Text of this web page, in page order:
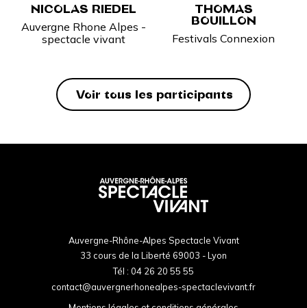
NICOLAS RIEDEL
Auvergne Rhone Alpes -
spectacle vivant
THOMAS
BOUILLON
Festivals Connexion
Voir tous les participants
Auvergne-Rhône-Alpes Spectacle Vivant
33 cours de la Liberté 69003 - Lyon
Tél : 04 26 20 55 55
contact@auvergnerhonealpes-spectaclevivant.fr